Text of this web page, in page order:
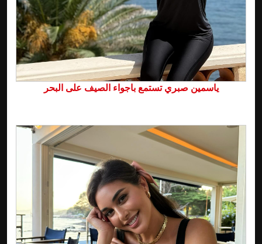
ياسمين صبري تستمع باجواء الصيف على البحر